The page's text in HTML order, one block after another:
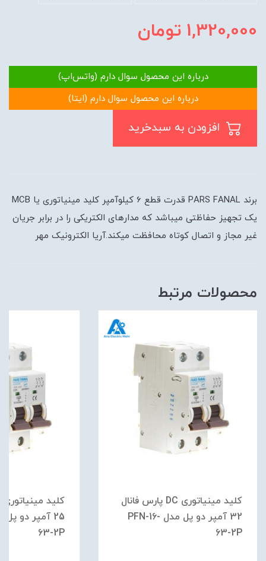
1,320,000تومان
درباره این محصول سوال دارم (واتس‌اپ)
درباره این محصول سوال دارم (ایتا)
برند PARS FANAL قدرت قطع 6 کیلوآمپر کلید مینیاتوری یا MCB
یک تجهیز حفاظتی میباشد که مدارهای الکتریکی را در برابر جریان
غیر مجاز و اتصال کوتاه محافظت میکند.آریا الکترونیک مهر
محصولات مرتبط
کلید مینیاتوری DC پارس فانال
32 آمپر دو پل مدل PFN-16-
63-2P
63-2P